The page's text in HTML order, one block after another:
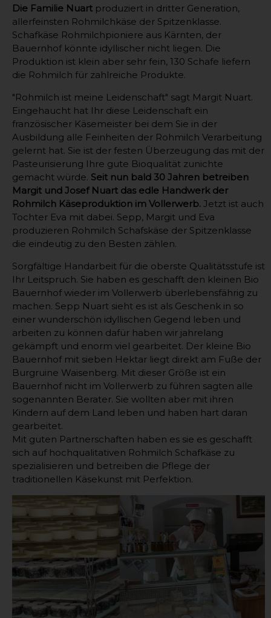
Die Familie Nuart produziert in dritter Generation,
allerfeinsten Rohmilchkäse der Spitzenklasse.
Schafkäse Rohmilchpioniere aus Kärnten, der
Bauernhof könnte idyllischer nicht liegen. Die
Produktion ist klein aber sehr fein, 130 Schafe liefern
die Rohmilch für zahlreiche Produkte.
"Rohmilch ist meine Leidenschaft" sagt Margit Nuart.
Eingehaucht hat Ihr diese Leidenschaft ein
französischer Käsemeister bei dem Sie in der
Ausbildung alle Feinheiten der Rohmilch Verarbeitung
gelernt hat. Sie ist der festen Überzeugung das mit der
Pasteurisierung Ihre gute Bioqualität zunichte
gemacht würde. Seit nun bald 30 Jahren betreiben
Margit und Josef Nuart das edle Handwerk der
Rohmilch Käseproduktion im Vollerwerb. Jetzt ist auch
Tochter Eva mit dabei. Sepp, Margit und Eva
produzieren Rohmilch Schafskäse der Spitzenklasse
die eindeutig zu den Besten zählen.
Sorgfältige Handarbeit für die oberste Qualitätsstufe ist
Ihr Leitspruch. Sie haben es geschafft den kleinen Bio
Bauernhof wieder im Vollerwerb überlebensfährig zu
machen. Sepp Nuart sieht es ist als Geschenk in so
einer wunderschön idyllischen Gegend leben und
arbeiten zu können dafür haben wir jahrelang
gekämpft und enorm viel gearbeitet. Der kleine Bio
Bauernhof mit sieben Hektar liegt direkt am Fuße der
Burgruine Waisenberg. Mit dieser Größe ist ein
Bauernhof nicht im Vollerwerb zu führen sagten alle
sogenannten Berater. Sie wollten aber mit ihren
Kindern auf dem Land leben und haben hart daran
gearbeitet.
Mit guten Partnerschaften haben es sie es geschafft
sich auf hochqualitativen Rohmilch Schafkäse zu
spezialisieren und betreiben die Pflege der
traditionellen Käsekunst mit Perfektion.